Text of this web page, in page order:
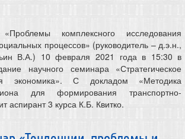
комплексного исследования
процессов» (руководитель – д.э.н.,
В.А.) 10 февраля 2021 года в 15:30 в
научного семинара «Стратегическое
экономика». С докладом «Методика
для формирования транспортно-
аспирант 3 курса К.Б. Квитко.